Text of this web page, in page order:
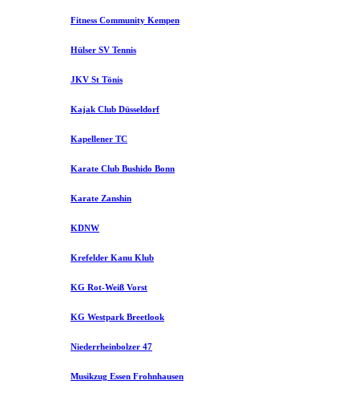
Fitness Community Kempen
Hülser SV Tennis
JKV St Tönis
Kajak Club Düsseldorf
Kapellener TC
Karate Club Bushido Bonn
Karate Zanshin
KDNW
Krefelder Kanu Klub
KG Rot-Weiß Vorst
KG Westpark Breetlook
Niederrheinbolzer 47
Musikzug Essen Frohnhausen